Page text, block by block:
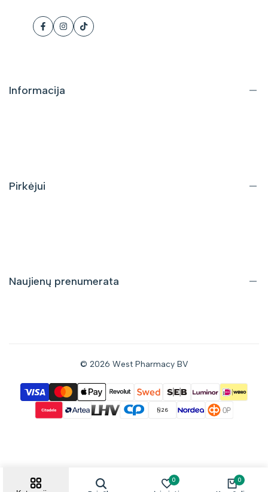
Facebook
Instagram
Tiktok
Informacija
Pirkėjui
Naujienų prenumerata
Sutinku gauti naujienas el. paštu
© 2026 West Pharmacy BV
0 0